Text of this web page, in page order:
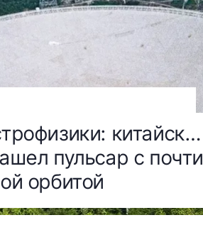
китайский
пульсар с почти
орбитой